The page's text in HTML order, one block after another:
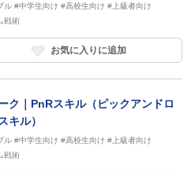
ル #中学生向け #高校生向け #上級者向け
戦術
お気に入りに追加
ク｜PnRスキル（ピックアンドロ
キル）
ル #中学生向け #高校生向け #上級者向け
戦術